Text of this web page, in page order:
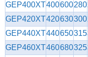
GEP400XT400600280
GEP420XT420630300
GEP440XT440650315
GEP460XT460680325